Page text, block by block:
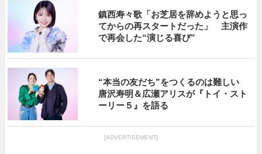
鎮西寿々歌「お芝居を辞めようと思っ
てからの再スタートだった」 主演作
で再会した“演じる喜び”
“本当の友だち”をつくるのは難しい
唐沢寿明＆広瀬アリスが『トイ・スト
ーリー５』を語る
[ADVERTISEMENT]